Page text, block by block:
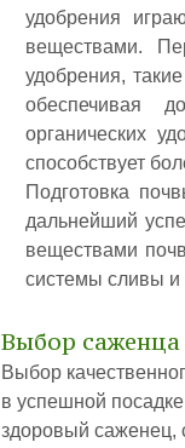
удобрения
веществами.
удобрения,
обеспечивая
органических
способствует
Подготовка
дальнейший
веществами
системы сливы и
Выбор саженца
Выбор
в успешной
здоровый саженец,